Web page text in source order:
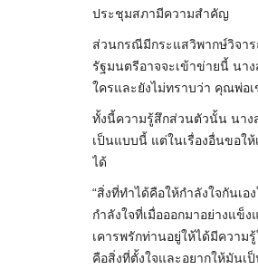
ประชุมสภามีความสำคัญ
ส่วนกรณีมีกระแสวิพากษ์วิจา
รัฐมนตรีอาจจะเข้าข่ายนี้ นา
ใครและยังไม่ทราบว่า คุณพ่อ
ทั้งนี้ความรู้สึกส่วนตัวนั้น นาง
เป็นแบบนี้ แต่ในเรื่องอื่นขอใ
ได้
“สิ่งที่ทำได้คือให้กำลังใจกันเ
กำลังใจที่เมื่อออกมาอย่างแข็
เคารพรักท่านอยู่ให้ได้มีควา
คือสิ่งที่ตั้งใจและอยากให้มันเป็